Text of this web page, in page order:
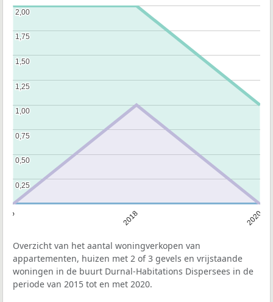
2018 2020
0,25
0,25
0,50
0,50
0,75
0,75
1,00
1,00
1,25
1,25
1,50
1,50
1,75
1,75
2,00
2,00
Overzicht van het aantal woningverkopen van
appartementen, huizen met 2 of 3 gevels en vrijstaande
woningen in de buurt Durnal-Habitations Dispersees in de
periode van 2015 tot en met 2020.